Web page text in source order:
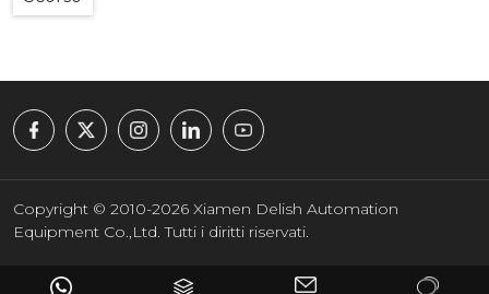
Copyright © 2010-2026 Xiamen Delish Automation
Equipment Co.,Ltd. Tutti i diritti riservati.